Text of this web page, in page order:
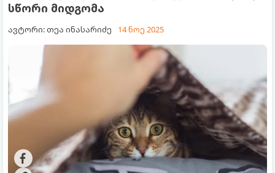
სწორი მიდგომა
ავტორი: თეა ინასარიძე 14 ნოე 2025